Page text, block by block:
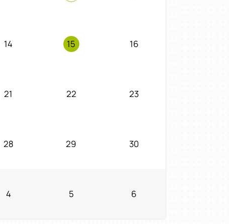
14 15 16
21 22 23
28 29 30
4 5 6